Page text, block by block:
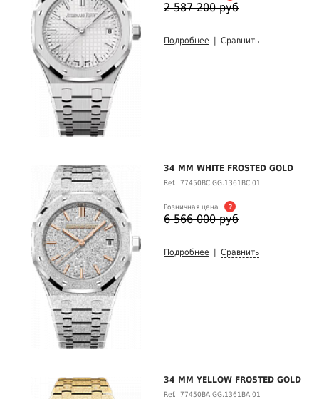
2 587 200 руб
Подробнее Сравнить
34 MM WHITE FROSTED GOLD
Ref.: 77450BC.GG.1361BC.01
Розничная цена ?
6 566 000 руб
Подробнее Сравнить
34 MM YELLOW FROSTED GOLD
Ref.: 77450BA.GG.1361BA.01